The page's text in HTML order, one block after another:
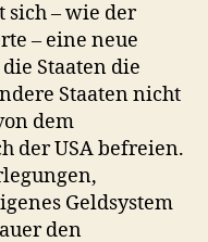
sich – wie der
– eine neue
Staaten die
Staaten nicht
dem
der USA befreien.
Geldsystem
den